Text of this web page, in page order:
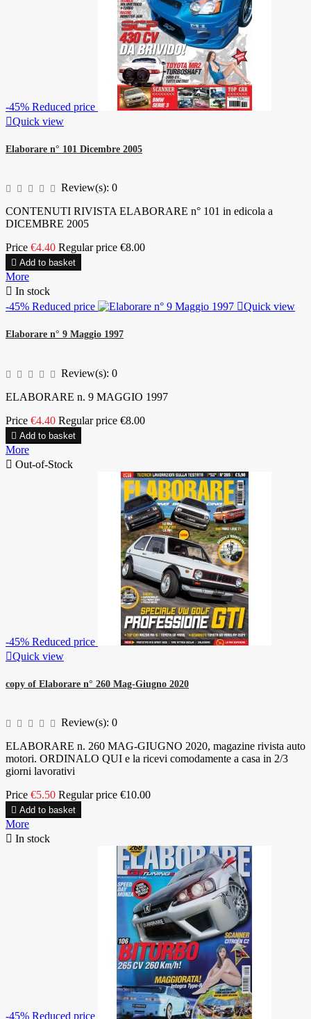
-45% Reduced price
Quick view
Elaborare n° 101 Dicembre 2005
Review(s): 0
CONTENUTI RIVISTA ELABORARE n° 101 in edicola a
DICEMBRE 2005
Price €4.40 Regular price €8.00
 Add to basket
More
 In stock
-45% Reduced price Quick view
Elaborare n° 9 Maggio 1997
Review(s): 0
ELABORARE n. 9 MAGGIO 1997
Price €4.40 Regular price €8.00
 Add to basket
More
 Out-of-Stock
-45% Reduced price
Quick view
copy of Elaborare n° 260 Mag-Giugno 2020
Review(s): 0
ELABORARE n. 260 MAG-GIUGNO 2020, magazine rivista auto
motori. ORDINALO QUI e la ricevi comodamente a casa in 2/3
giorni lavorativi
Price €5.50 Regular price €10.00
 Add to basket
More
 In stock
-45% Reduced price